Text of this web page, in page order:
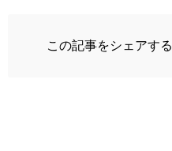
この記事をシェアする